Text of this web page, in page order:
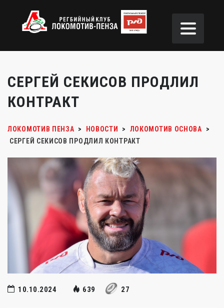
СЕРГЕЙ СЕКИСОВ ПРОДЛИЛ
КОНТРАКТ
ЛОКОМОТИВ ПЕНЗА > НОВОСТИ > ЛОКОМОТИВ ОСНОВА
>
СЕРГЕЙ СЕКИСОВ ПРОДЛИЛ КОНТРАКТ
10.10.2024 639 27